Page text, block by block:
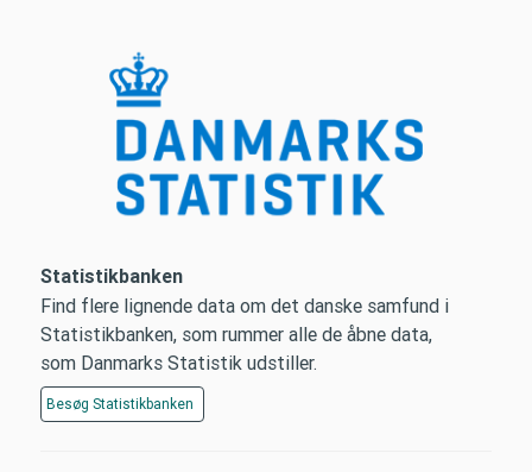
Statistikbanken
Find flere lignende data om det danske samfund i
Statistikbanken, som rummer alle de åbne data,
som Danmarks Statistik udstiller.
Besøg Statistikbanken